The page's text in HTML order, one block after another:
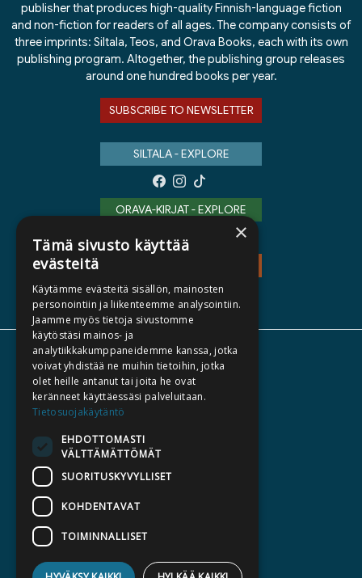
publisher that produces high-quality Finnish-language fiction
and non-fiction for readers of all ages. The company consists of
three imprints: Siltala, Teos, and Orava Books, each with its own
publishing program. Altogether, the publishing group releases
around one hundred books per year.
SUBSCRIBE TO NEWSLETTER
SILTALA - EXPLORE
ORAVA-KIRJAT - EXPLORE
ABOUT US
AUTHORS
CATALOGUES
BECOME AN AUTHOR
BILLING ADDRESS
×
Tämä sivusto käyttää
evästeitä
Käytämme evästeitä sisällön, mainosten
personointiin ja liikenteemme analysointiin.
Jaamme myös tietoja sivustomme
käytöstäsi mainos- ja
analytiikkakumppaneidemme kanssa, jotka
voivat yhdistää ne muihin tietoihin, jotka
olet heille antanut tai joita he ovat
keränneet käyttäessäsi palveluitaan.
Tietosuojakäytäntö
EHDOTTOMASTI
VÄLTTÄMÄTTÖMÄT
SUORITUSKYVYLLISET
KOHDENTAVAT
TOIMINNALLISET